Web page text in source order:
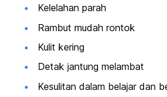
Kelelahan parah
Rambut mudah rontok
Kulit kering
Detak jantung melambat
Kesulitan dalam belajar dan